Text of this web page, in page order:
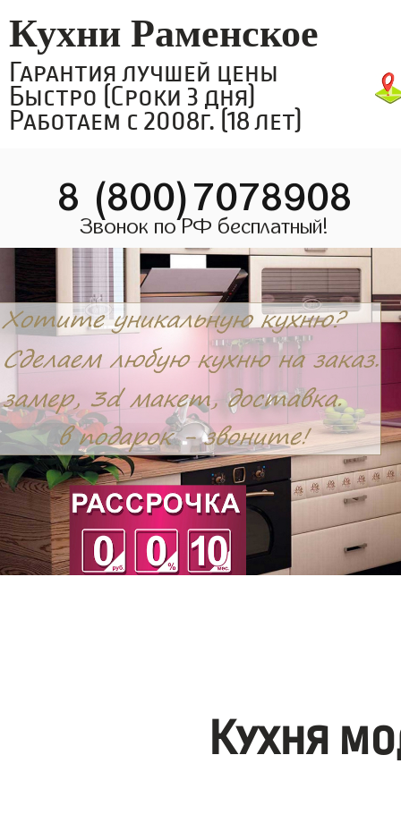
Кухни Раменское
Гарантия лучшей цены
Быстро (Сроки 3 дня)
Работаем с 2008г. (18 лет)
8 (800)7078908
Звонок по РФ бесплатный!
Кухня